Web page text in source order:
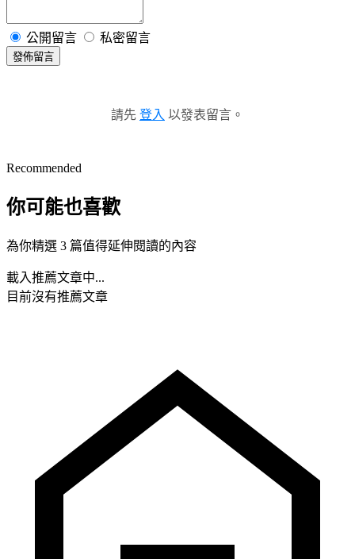
公開留言 私密留言
發佈留言
請先 登入 以發表留言。
Recommended
你可能也喜歡
為你精選 3 篇值得延伸閱讀的內容
載入推薦文章中...
目前沒有推薦文章